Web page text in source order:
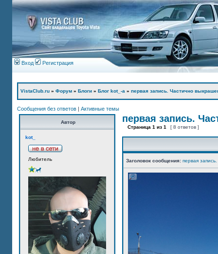
Вход Регистрация
VistaClub.ru » Форум » Блоги » Блог kot_-а » первая запись. Частично
Сообщения без ответов | Активные темы
Автор
kot_
Любитель
первая запись.
Страница 1 из 1 [ 8 ответов ]
Заголовок сообщения: первая